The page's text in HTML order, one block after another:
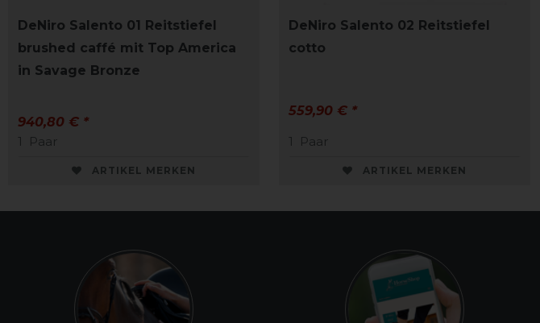
DeNiro Salento 01 Reitstiefel
brushed caffé mit Top America
in Savage Bronze
940,80 € *
1
Paar
ARTIKEL MERKEN
DeNiro Salento 02 Reitstiefel
cotto
559,90 € *
1
Paar
ARTIKEL MERKEN